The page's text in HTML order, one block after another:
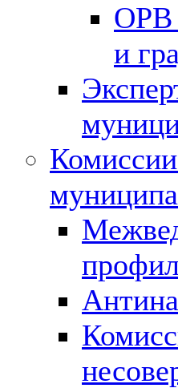
ОРВ
и